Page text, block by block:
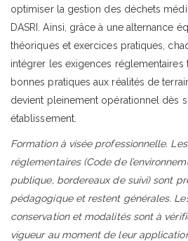
optimiser la gestion des déchets
DASRI. Ainsi, grâce à une alternance
théoriques et exercices pratiques,
intégrer les exigences réglementaires
bonnes pratiques aux réalités de
devient pleinement opérationnel dès
établissement.
Formation à visée professionnelle.
réglementaires (Code de
publique, bordereaux de suivi) sont
pédagogique et restent générales.
conservation et modalités sont à
vigueur au moment de leur